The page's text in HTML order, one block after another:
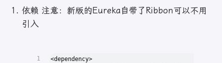
依赖 注意：新版的Eureka自带了Ribbon可以不用
引入
1
<dependency>